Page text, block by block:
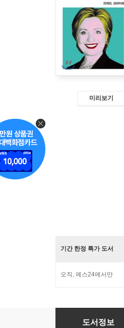
미리보기
기간 한정 특가 도서
오직, 예스24에서만
힐러리 클린턴은
도서정보